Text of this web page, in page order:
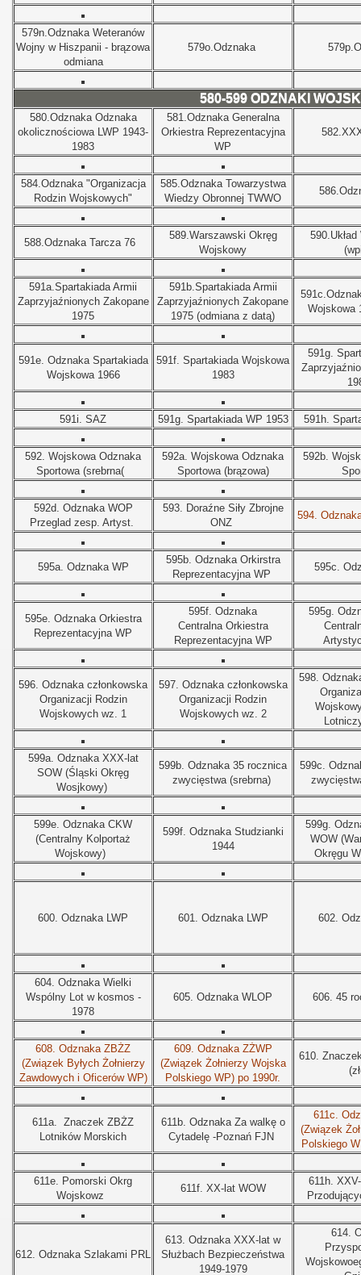
579n.Odznaka Weteranów
Wojny w Hiszpanii - brązowa
odmiana
579o.Odznaka 579p.
580-599 ODZNAKI
580.Odznaka Odznaka
okolicznościowa LWP 1943-
1983
581.Odznaka Generalna
Orkiestra Reprezentacyjna
WP
582.
584.Odznaka "Organizacja
Rodzin Wojskowych"
585.Odznaka Towarzystwa
Wiedzy Obronnej TWWO
586.
588.Odznaka Tarcza 76
589.Warszawski Okręg
Wojskowy
590.
591a.Spartakiada Armii
Zaprzyjaźnionych Zakopane
1975
591b.Spartakiada Armii
Zaprzyjaźnionych Zakopane
1975 (odmiana z datą)
591c.
Wojskowa
591e. Odznaka Spartakiada
Wojskowa 1966
591f. Spartakiada Wojskowa
1983
591g.
591i. SAZ 591g. Spartakiada WP 1953 591h.
592. Wojskowa Odznaka
Sportowa (srebrna(
592a. Wojskowa Odznaka
Sportowa (brązowa)
592b.
592d. Odznaka WOP
Przeglad zesp. Artyst.
593. Doraźne Siły Zbrojne
ONZ
594.
595a. Odznaka WP
595b. Odznaka Orkirstra
Reprezentacyjna WP
595c.
595e. Odznaka Orkiestra
Reprezentacyjna WP
595f. Odznaka
Centralna Orkiestra
Reprezentacyjna WP
595g.
596. Odznaka członkowska
Organizacji Rodzin
Wojskowych wz. 1
597. Odznaka członkowska
Organizacji Rodzin
Wojskowych wz. 2
598.
599a. Odznaka XXX-lat
SOW (Śląski Okręg
Wosjkowy)
599b. Odznaka 35 rocznica
zwycięstwa (srebrna)
599c.
599e. Odznaka CKW
(Centralny Kolportaż
Wojskowy)
599f. Odznaka Studzianki
1944
599g.
WOW
Okręgu
600. Odznaka LWP 601. Odznaka LWP 602.
604. Odznaka Wielki
Wspólny Lot w kosmos -
1978
605. Odznaka WLOP 606. 45
608. Odznaka ZBŻZ
(Związek Byłych Żołnierzy
Zawdowych i Oficerów WP)
609. Odznaka ZŻWP
(Związek Żołnierzy Wojska
Polskiego WP) po 1990r.
610.
611a. Znaczek ZBŻZ
Lotników Morskich
611b. Odznaka Za walkę o
Cytadelę -Poznań FJN
611c.
(Związek
Polskiego
611e. Pomorski Okrg
Wojskowz
611f. XX-lat WOW
611h.
612. Odznaka Szlakami PRL
613. Odznaka XXX-lat w
Służbach Bezpieczeństwa
1949-1979
614.